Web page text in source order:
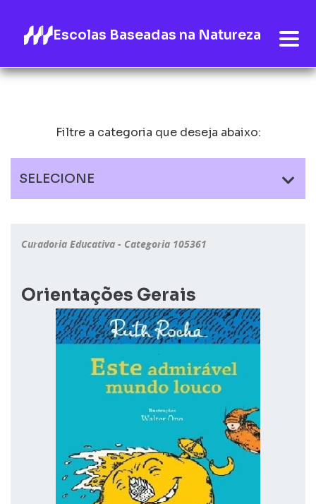
Escolas Baseadas na Natureza
Filtre a categoria que deseja abaixo:
SELECIONE
Curadoria Educativa - Categoria 105361
Orientações Gerais